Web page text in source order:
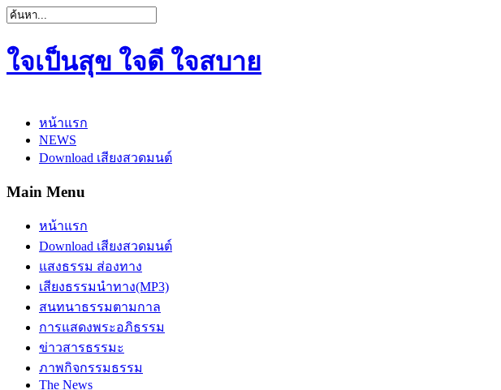
ใจเป็นสุข ใจดี ใจสบาย
หน้าแรก
NEWS
Download เสียงสวดมนต์
Main Menu
หน้าแรก
Download เสียงสวดมนต์
แสงธรรม ส่องทาง
เสียงธรรมนำทาง(MP3)
สนทนาธรรมตามกาล
การแสดงพระอภิธรรม
ข่าวสารธรรมะ
ภาพกิจกรรมธรรม
The News